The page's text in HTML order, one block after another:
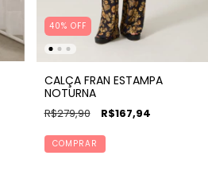
40% OFF
CALÇA FRAN ESTAMPA
NOTURNA
R$279,90 R$167,94
COMPRAR